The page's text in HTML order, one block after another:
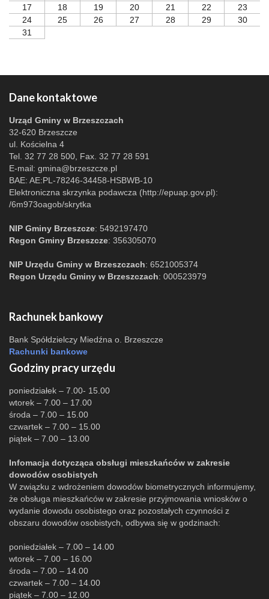
17
18 19 20 21 22
23
24
25 26 27 28 29
30
31
Dane kontaktowe
Urząd Gminy w Brzeszczach
32-620 Brzeszcze
ul. Kościelna 4
Tel. 32 77 28 500, Fax. 32 77 28 591
E-mail: gmina@brzeszcze.pl
BAE: AE:PL-78246-34458-HSBWB-10
Elektroniczna skrzynka podawcza (http://epuap.gov.pl):
/6m973oagob/skrytka
NIP Gminy Brzeszcze: 5492197470
Regon Gminy Brzeszcze: 356305070
NIP Urzędu Gminy w Brzeszczach: 6521005374
Regon Urzędu Gminy w Brzeszczach: 000523979
Rachunek bankowy
Bank Spółdzielczy Miedźna o. Brzeszcze
Rachunki bankowe
Godziny pracy urzędu
poniedziałek – 7.00- 15.00
wtorek – 7.00 – 17.00
środa – 7.00 – 15.00
czwartek – 7.00 – 15.00
piątek – 7.00 – 13.00
Infomacja dotycząca obsługi mieszkańców w zakresie
dowodów osobistych
W związku z wdrożeniem dowodów biometrycznych informujemy,
że obsługa mieszkańców w zakresie przyjmowania wniosków o
wydanie dowodu osobistego oraz pozostałych czynności z
obszaru dowodów osobistych, odbywa się w godzinach:
poniedziałek – 7.00 – 14.00
wtorek – 7.00 – 16.00
środa – 7.00 – 14.00
czwartek – 7.00 – 14.00
piątek – 7.00 – 12.00